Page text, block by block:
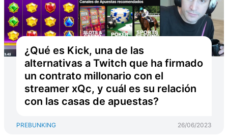
¿Qué es Kick, una de las
alternativas a Twitch que ha firmado
un contrato millonario con el
streamer xQc, y cuál es su relación
con las casas de apuestas?
PREBUNKING 26/06/2023